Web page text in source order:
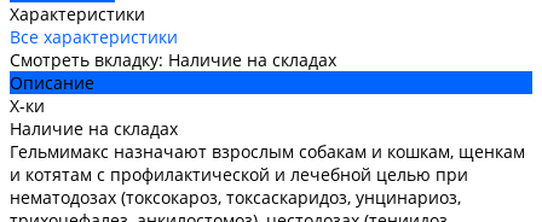
Характеристики
Все характеристики
Смотреть вкладку: Наличие на складах
Описание
Х-ки
Наличие на складах
Гельмимакс назначают взрослым собакам и кошкам, щенкам
и котятам с профилактической и лечебной целью при
нематодозах (токсокароз, токсаскаридоз, унцинариоз,